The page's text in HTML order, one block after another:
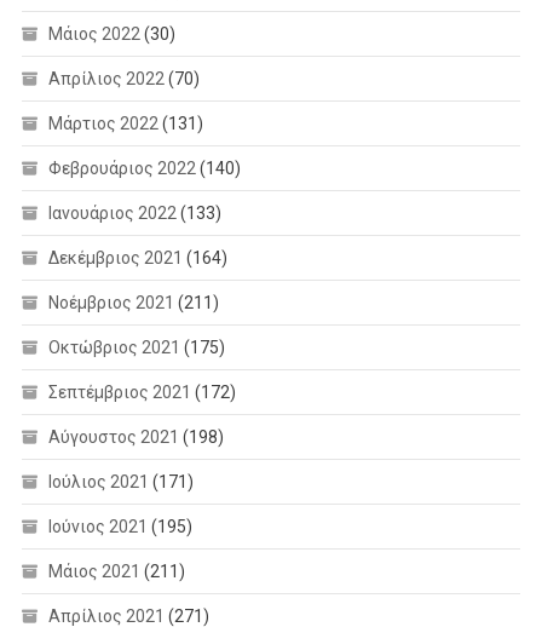
Μάιος 2022 (30)
Απρίλιος 2022 (70)
Μάρτιος 2022 (131)
Φεβρουάριος 2022 (140)
Ιανουάριος 2022 (133)
Δεκέμβριος 2021 (164)
Νοέμβριος 2021 (211)
Οκτώβριος 2021 (175)
Σεπτέμβριος 2021 (172)
Αύγουστος 2021 (198)
Ιούλιος 2021 (171)
Ιούνιος 2021 (195)
Μάιος 2021 (211)
Απρίλιος 2021 (271)